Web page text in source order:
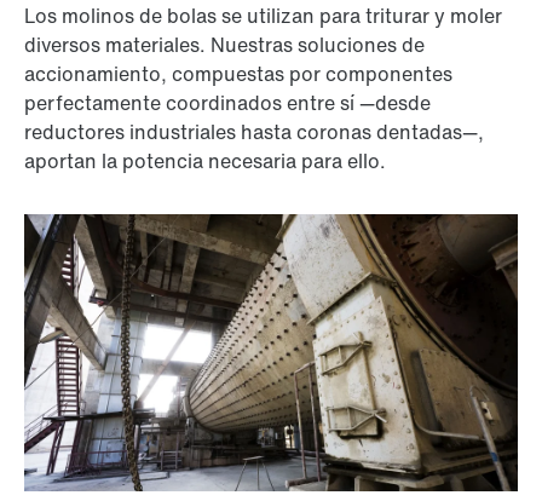
Los molinos de bolas se utilizan para triturar y moler
diversos materiales. Nuestras soluciones de
accionamiento, compuestas por componentes
perfectamente coordinados entre sí —desde
reductores industriales hasta coronas dentadas—,
aportan la potencia necesaria para ello.